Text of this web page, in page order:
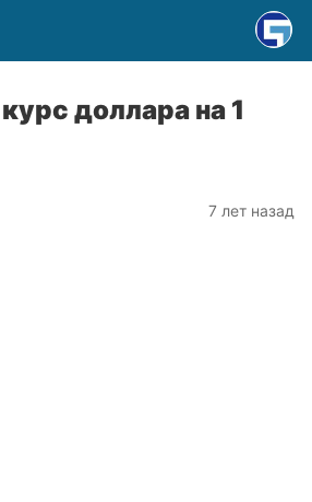
доллара на 1
7 лет назад